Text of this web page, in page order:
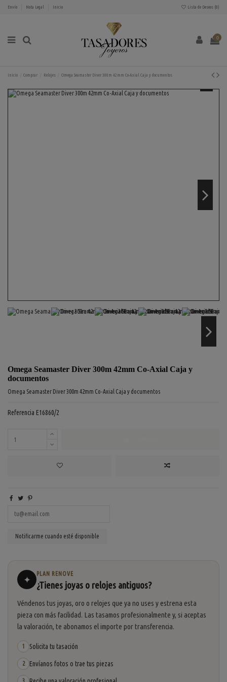
Envío Nota Legal Inicio Lista de Deseos (0)
0
Inicio Comprar Relojes Omega Seamaster Diver 300m 42mm Co-Axial Caja y documentos
Omega Seamaster Diver 300m 42mm Co-Axial Caja y
documentos
Omega Seamaster Diver 300m 42mm Co-Axial Caja y documentos
Referencia E16860/2
✦
PLAN RENOVE
¿Tienes joyas o relojes antiguos?
Véndenos tus joyas, oro o relojes que ya no uses y estrena esta
pieza con más facilidad. Las tasamos profesionalmente y, si aceptas
la valoración, te abonamos el importe por transferencia.
1 Solicita tu tasación
2 Envíanos fotos o trae tus piezas